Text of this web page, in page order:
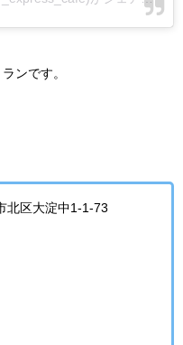
ンです。
区大淀中1-1-73